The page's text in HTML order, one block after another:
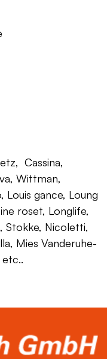
Cassina,
Wittman,
Louis gance, Loung
roset, Longlife,
Stokke, Nicoletti,
Mies Vanderuhe-